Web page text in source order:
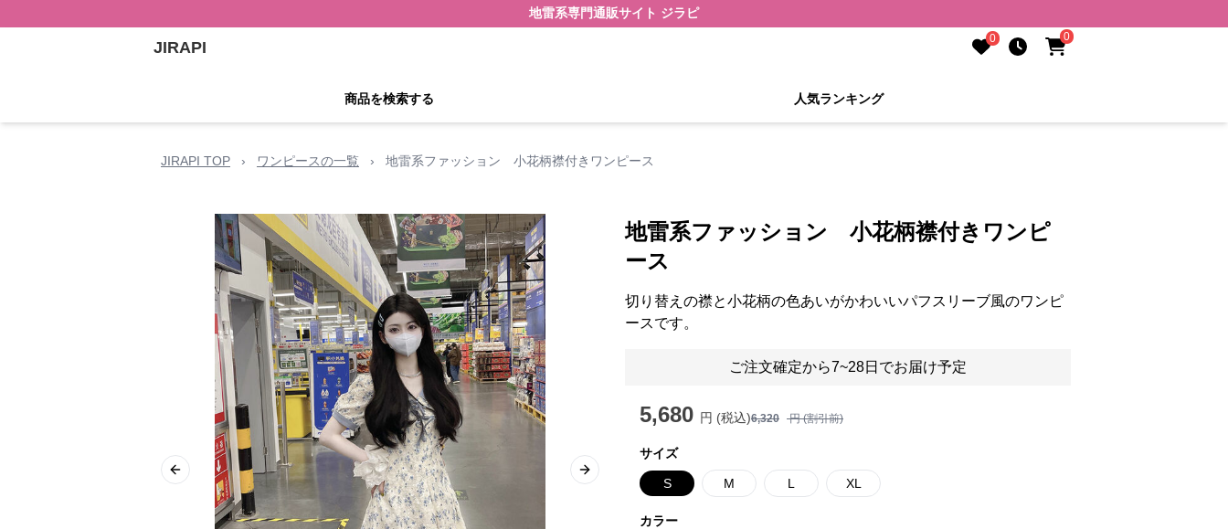
地雷系専門通販サイト ジラピ
JIRAPI 0 0
商品を検索する 人気ランキング
JIRAPI TOP › ワンピースの一覧 › 地雷系ファッション 小花柄襟付きワンピース
Previous slide Next slide
地雷系ファッション 小花柄襟付きワンピ
ース
切り替えの襟と小花柄の色あいがかわいいパフスリーブ風のワンピ
ースです。
ご注文確定から7~28日でお届け予定
5,680 円 (税込)6,320 円 (割引前)
サイズ
S M L XL
カラー